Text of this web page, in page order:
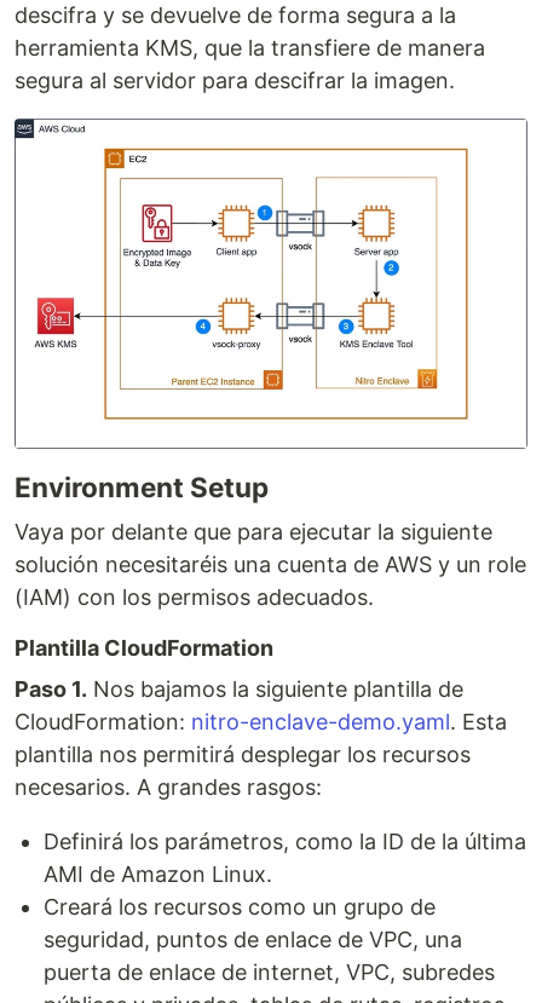
descifra y se devuelve de forma segura a la
herramienta KMS, que la transfiere de manera
segura al servidor para descifrar la imagen.
Environment Setup
Vaya por delante que para ejecutar la siguiente
solución necesitaréis una cuenta de AWS y un role
(IAM) con los permisos adecuados.
Plantilla CloudFormation
Paso 1. Nos bajamos la siguiente plantilla de
CloudFormation: nitro-enclave-demo.yaml. Esta
plantilla nos permitirá desplegar los recursos
necesarios. A grandes rasgos:
Definirá los parámetros, como la ID de la última
AMI de Amazon Linux.
Creará los recursos como un grupo de
seguridad, puntos de enlace de VPC, una
puerta de enlace de internet, VPC, subredes